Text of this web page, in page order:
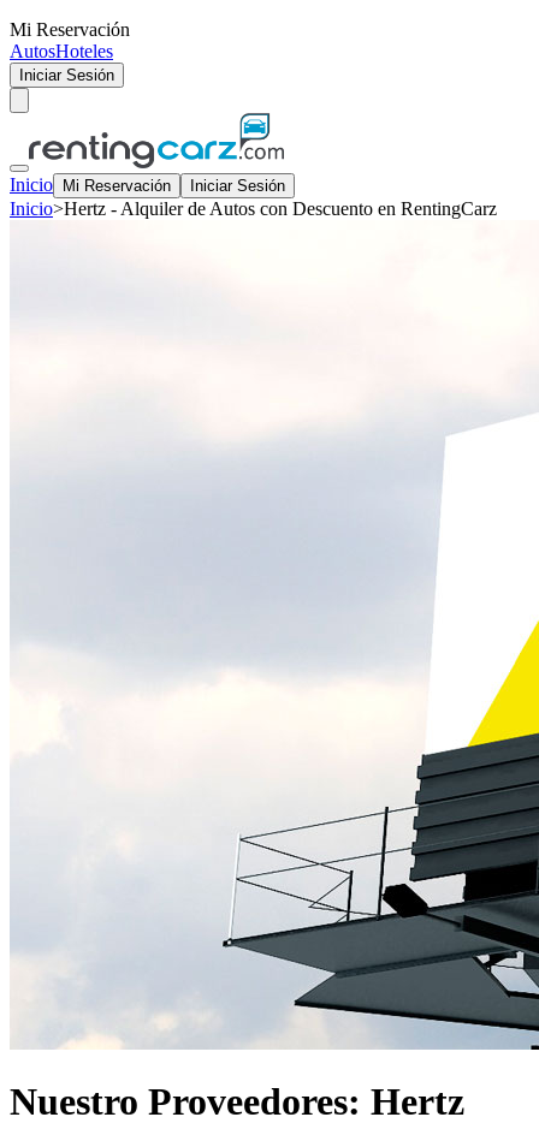
Mi Reservación
AutosHoteles
Iniciar Sesión
Inicio Mi Reservación Iniciar Sesión
Inicio>Hertz - Alquiler de Autos con Descuento en RentingCarz
Nuestro Proveedores: Hertz